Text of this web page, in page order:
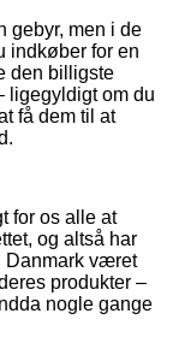
gebyr, men i de
indkøber for en
den billigste
ligegyldigt om du
få dem til at
for os alle at
og altså har
Danmark været
produkter –
nogle gange